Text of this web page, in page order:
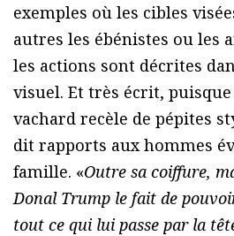
exemples où les cibles
autres les ébénistes ou les
les actions sont décrites
visuel. Et très écrit,
vachard recèle de pépites
dit rapports aux hommes
famille. «Outre sa coiffure,
Donal Trump le fait de
tout ce qui lui passe par la